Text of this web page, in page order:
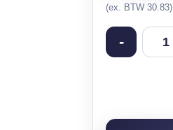
(ex. BTW 30.83)
-